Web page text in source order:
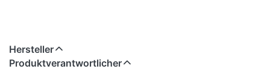
Hersteller
Produktverantwortlicher